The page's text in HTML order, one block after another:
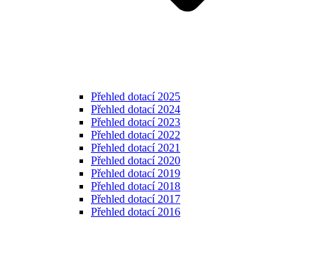
Přehled dotací 2025
Přehled dotací 2024
Přehled dotací 2023
Přehled dotací 2022
Přehled dotací 2021
Přehled dotací 2020
Přehled dotací 2019
Přehled dotací 2018
Přehled dotací 2017
Přehled dotací 2016